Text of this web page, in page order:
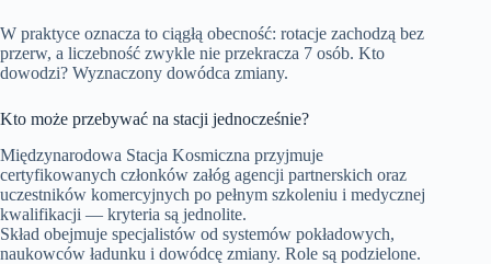
W praktyce oznacza to ciągłą obecność: rotacje zachodzą bez
przerw, a liczebność zwykle nie przekracza 7 osób. Kto
dowodzi? Wyznaczony dowódca zmiany.
Kto może przebywać na stacji jednocześnie?
Międzynarodowa Stacja Kosmiczna przyjmuje
certyfikowanych członków załóg agencji partnerskich oraz
uczestników komercyjnych po pełnym szkoleniu i medycznej
kwalifikacji — kryteria są jednolite.
Skład obejmuje specjalistów od systemów pokładowych,
naukowców ładunku i dowódcę zmiany. Role są podzielone.